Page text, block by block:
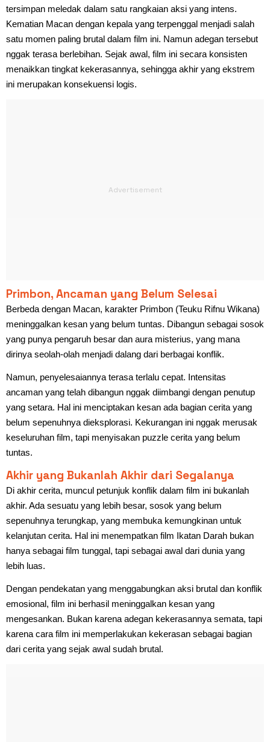
tersimpan meledak dalam satu rangkaian aksi yang intens.
Kematian Macan dengan kepala yang terpenggal menjadi salah
satu momen paling brutal dalam film ini. Namun adegan tersebut
nggak terasa berlebihan. Sejak awal, film ini secara konsisten
menaikkan tingkat kekerasannya, sehingga akhir yang ekstrem
ini merupakan konsekuensi logis.
Primbon, Ancaman yang Belum Selesai
Berbeda dengan Macan, karakter Primbon (Teuku Rifnu Wikana)
meninggalkan kesan yang belum tuntas. Dibangun sebagai sosok
yang punya pengaruh besar dan aura misterius, yang mana
dirinya seolah-olah menjadi dalang dari berbagai konflik.
Namun, penyelesaiannya terasa terlalu cepat. Intensitas
ancaman yang telah dibangun nggak diimbangi dengan penutup
yang setara. Hal ini menciptakan kesan ada bagian cerita yang
belum sepenuhnya dieksplorasi. Kekurangan ini nggak merusak
keseluruhan film, tapi menyisakan puzzle cerita yang belum
tuntas.
Akhir yang Bukanlah Akhir dari Segalanya
Di akhir cerita, muncul petunjuk konflik dalam film ini bukanlah
akhir. Ada sesuatu yang lebih besar, sosok yang belum
sepenuhnya terungkap, yang membuka kemungkinan untuk
kelanjutan cerita. Hal ini menempatkan film Ikatan Darah bukan
hanya sebagai film tunggal, tapi sebagai awal dari dunia yang
lebih luas.
Dengan pendekatan yang menggabungkan aksi brutal dan konflik
emosional, film ini berhasil meninggalkan kesan yang
mengesankan. Bukan karena adegan kekerasannya semata, tapi
karena cara film ini memperlakukan kekerasan sebagai bagian
dari cerita yang sejak awal sudah brutal.